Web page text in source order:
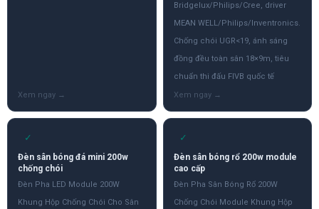
Bridgelux/Philips/Cree, driver
MEAN WELL/Philips/Inventronics.
Chống chói UGR<19, ánh sáng
đồng đều toàn sân 18×9m, tiêu
chuẩn thi đấu FIVB quốc tế
✓
Đèn sân bóng đá mini 200w
chống chói
Đèn Pha LED Module 200W
Khung Hộp Chống Chói Cho Sân
✓
Đèn sân bóng rổ 200w module
cao cấp
Đèn Pha Sân Bóng Rổ 200W
Chống Chói Module Khung Hộp